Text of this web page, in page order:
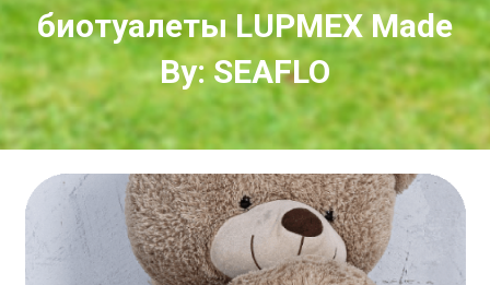
биотуалеты LUPMEX Made
By: SEAFLO